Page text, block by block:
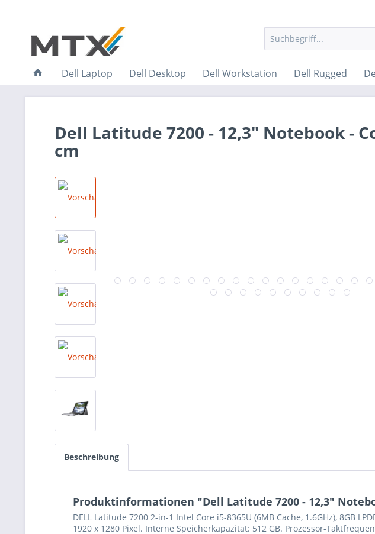
Dell Laptop Dell Desktop Dell Workstation Dell Rugged
Dell Latitude 7200 - 12,3" Notebook -
cm
Beschreibung
Produktinformationen "Dell Latitude 7200 - 12,3"
DELL Latitude 7200 2-in-1 Intel Core i5-8365U (6MB Cache, 1.6GHz), 8GB
1920 x 1280 Pixel. Interne Speicherkapazität: 512 GB. Prozessor-